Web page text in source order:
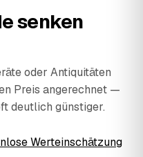
senken
oder Antiquitäten
Preis angerechnet —
deutlich günstiger.
Werteinschätzung